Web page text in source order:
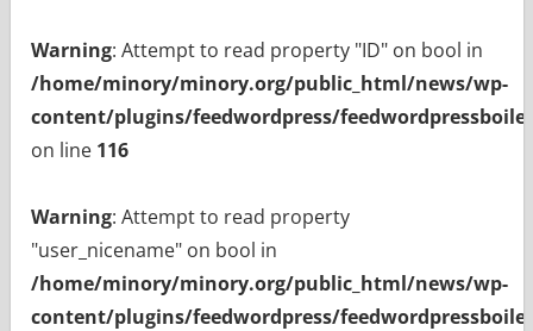
Warning: Attempt to read property "ID" on bool in
/home/minory/minory.org/public_html/news/wp-
content/plugins/feedwordpress/
on line 116
Warning: Attempt to read property
"user_nicename" on bool in
/home/minory/minory.org/public_html/news/wp-
content/plugins/feedwordpress/